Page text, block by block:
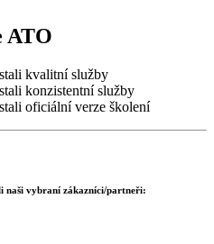
ATO
kvalitní služby
konzistentní služby
oficiální verze školení
naši vybraní zákazníci/partneři: